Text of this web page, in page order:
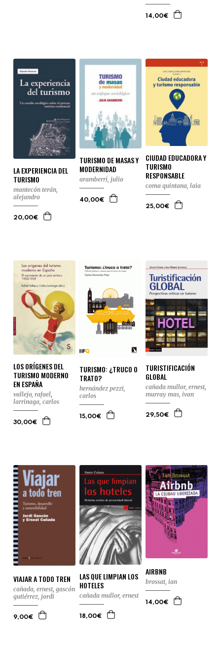
14,00€
LA EXPERIENCIA DEL
TURISMO
mantecón terán,
alejandro
20,00€
TURISMO DE MASAS Y
MODERNIDAD
aramberri, julio
40,00€
CIUDAD EDUCADORA Y
TURISMO
RESPONSABLE
coma quintana, laia
25,00€
LOS ORÍGENES DEL
TURISMO MODERNO
EN ESPAÑA
vallejo, rafael,
larrinaga, carlos
30,00€
TURISMO: ¿TRUCO O
TRATO?
hernández pezzi,
carlos
15,00€
TURISTIFICACIÓN
GLOBAL
cañada mullor, ernest,
murray mas, ivan
29,50€
VIAJAR A TODO TREN
cañada, ernest, gascón
gutiérrez, jordi
9,00€
LAS QUE LIMPIAN LOS
HOTELES
cañada mullor, ernest
18,00€
AIRBNB
brossat, ian
14,00€